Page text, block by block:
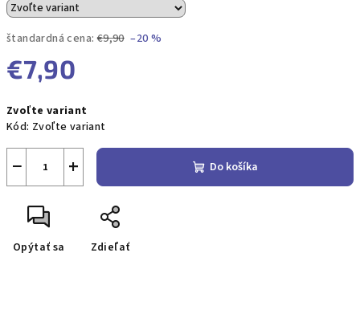
štandardná cena: €9,90 –20 %
€7,90
cena:
Zvoľte variant
Kód: Zvoľte variant
+
− Do košíka
Opýtať sa Zdieľať